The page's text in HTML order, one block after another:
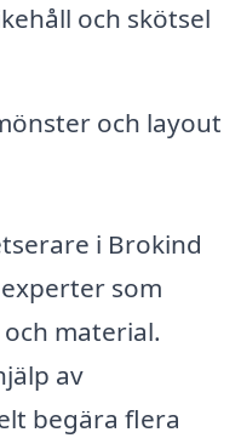
och skötsel
och layout
i Brokind
som
material.
av
begära flera